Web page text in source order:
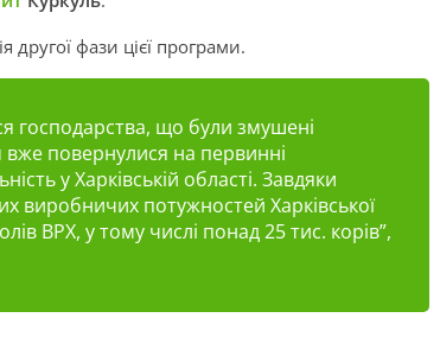
другої фази цієї програми.
господарства, що були змушені
вже повернулися на первинні
у Харківській області. Завдяки
виробничих потужностей Харківської
ВРХ, у тому числі понад 25 тис. корів”,